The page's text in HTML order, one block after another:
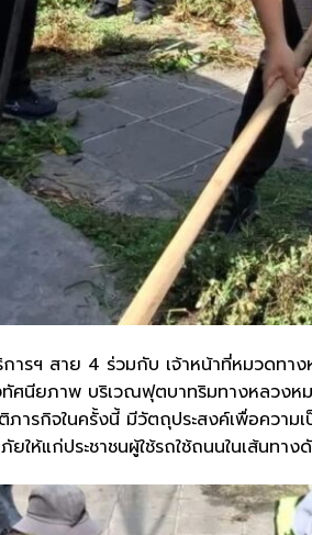
ารฯ สาย 4 ร่วมกับ เจ้าหน้าที่หมวดท
ทัศนียภาพ บริเวณฟุตบาทริมทางหลวงห
รกิจในครั้งนี้ มีวัตถุประสงค์เพื่อความเ
ให้แก่ประชาชนผู้ใช้รถใช้ถนนในเส้นทาง